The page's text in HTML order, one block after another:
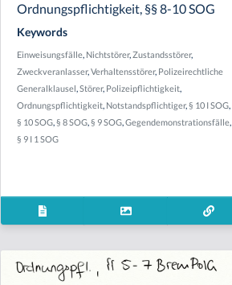
Ordnungspflichtigkeit, §§ 8-10 SOG
Keywords
Einweisungsfälle, Nichtstörer,Zustandsstörer,
Zweckveranlasser,Verhaltensstörer, Polizeirechtliche
Generalklausel,Störer, Polizeipflichtigkeit,
Ordnungspflichtigkeit, Notstandspflichtiger,§ 10 I SOG,
§ 10 SOG,§ 8 SOG,§ 9 SOG,Gegendemonstrationsfälle,
§ 9 I 1 SOG